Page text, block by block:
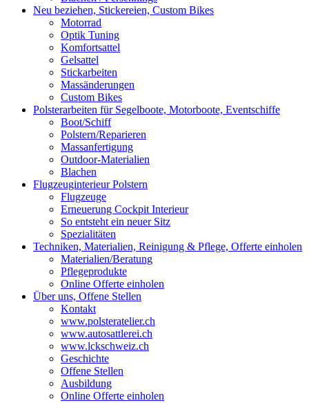
Neu beziehen, Stickereien, Custom Bikes
Motorrad
Optik Tuning
Komfortsattel
Gelsattel
Stickarbeiten
Massänderungen
Custom Bikes
Polsterarbeiten für Segelboote, Motorboote, Eventschiffe
Boot/Schiff
Polstern/Reparieren
Massanfertigung
Outdoor-Materialien
Blachen
Flugzeuginterieur Polstern
Flugzeuge
Erneuerung Cockpit Interieur
So entsteht ein neuer Sitz
Spezialitäten
Techniken, Materialien, Reinigung & Pflege, Offerte einholen
Materialien/Beratung
Pflegeprodukte
Online Offerte einholen
Über uns, Offene Stellen
Kontakt
www.polsteratelier.ch
www.autosattlerei.ch
www.lckschweiz.ch
Geschichte
Offene Stellen
Ausbildung
Online Offerte einholen